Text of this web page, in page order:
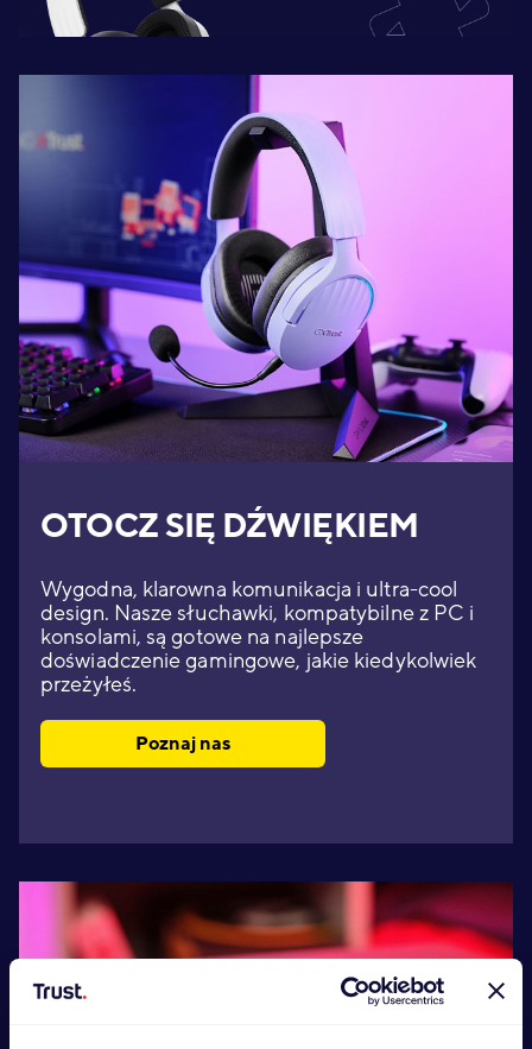
OTOCZ SIĘ DŹWIĘKIEM
Wygodna, klarowna komunikacja i ultra-cool
design. Nasze słuchawki, kompatybilne z PC i
konsolami, są gotowe na najlepsze
doświadczenie gamingowe, jakie kiedykolwiek
przeżyłeś.
Poznaj nas